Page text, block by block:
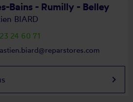
Bains - Rumilly - Belley
BIARD
24 60 71
keyboard_arrow_right